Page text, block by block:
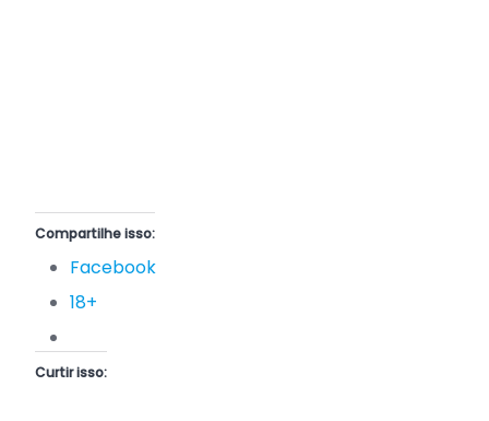
Compartilhe isso:
Facebook
18+
Curtir isso: